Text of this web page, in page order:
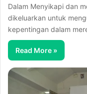
Dalam Menyikapi dan
dikeluarkan untuk
kepentingan dalam
Read More »